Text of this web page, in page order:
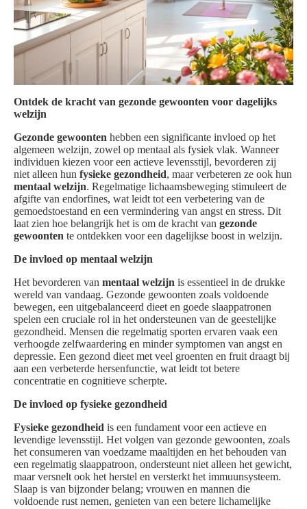
Ontdek de kracht van gezonde gewoonten voor dagelijks
welzijn
Gezonde gewoonten hebben een significante invloed op het
algemeen welzijn, zowel op mentaal als fysiek vlak. Wanneer
individuen kiezen voor een actieve levensstijl, bevorderen zij
niet alleen hun fysieke gezondheid, maar verbeteren ze ook hun
mentaal welzijn. Regelmatige lichaamsbeweging stimuleert de
afgifte van endorfines, wat leidt tot een verbetering van de
gemoedstoestand en een vermindering van angst en stress. Dit
laat zien hoe belangrijk het is om de kracht van gezonde
gewoonten te ontdekken voor een dagelijkse boost in welzijn.
De invloed op mentaal welzijn
Het bevorderen van mentaal welzijn is essentieel in de drukke
wereld van vandaag. Gezonde gewoonten zoals voldoende
bewegen, een uitgebalanceerd dieet en goede slaappatronen
spelen een cruciale rol in het ondersteunen van de geestelijke
gezondheid. Mensen die regelmatig sporten ervaren vaak een
verhoogde zelfwaardering en minder symptomen van angst en
depressie. Een gezond dieet met veel groenten en fruit draagt bij
aan een verbeterde hersenfunctie, wat leidt tot betere
concentratie en cognitieve scherpte.
De invloed op fysieke gezondheid
Fysieke gezondheid is een fundament voor een actieve en
levendige levensstijl. Het volgen van gezonde gewoonten, zoals
het consumeren van voedzame maaltijden en het behouden van
een regelmatig slaappatroon, ondersteunt niet alleen het gewicht,
maar versnelt ook het herstel en versterkt het immuunsysteem.
Slaap is van bijzonder belang; vrouwen en mannen die
voldoende rust nemen, genieten van een betere lichamelijke